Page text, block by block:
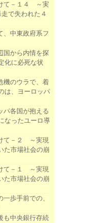
て－１４ ～実
で失われた４
、中東政府系フ
から内情を探
化に必死な状
のウラで、着
は、ヨーロッパ
各国が抱える
なったユーロ導
て－２ ～実現
た市場社会の崩
て－１ ～実現
た市場社会の崩
歩手前での、
中央銀行存続